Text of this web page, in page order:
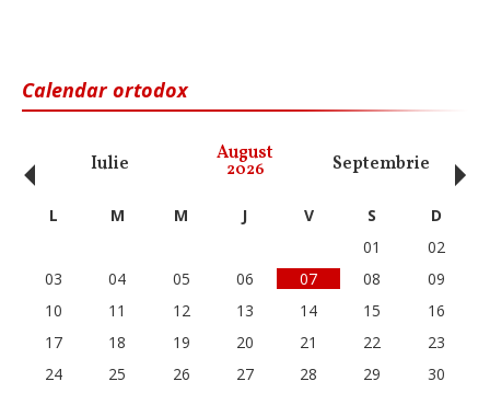
Calendar ortodox
Iulie August
2026 Septembrie
‹ L M M J V S
D
01
02
03
04 05 06 07 08
09
10
11 12 13 14 15
16
17
18 19 20 21 22
23
24
25 26 27 28 29
30